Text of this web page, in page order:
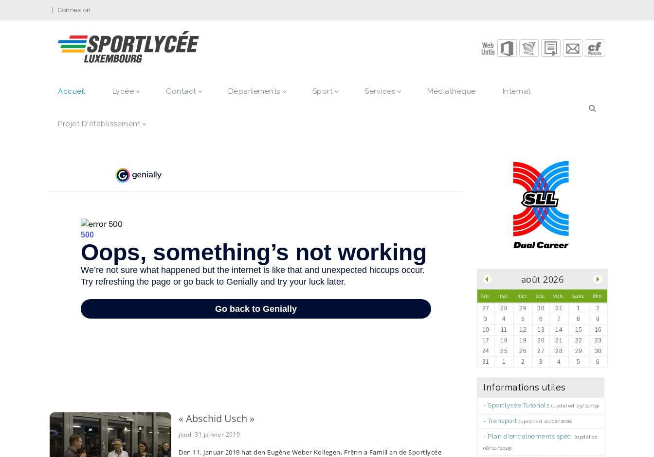
Connexion
Accueil Lycée Contact Départements Sport Services Médiathèque Internat
Projet D'établissement
« Abschid Usch »
jeudi 31 janvier 2019
Den 11. Januar 2019 hat den Eugène Weber Kollegen, Frënn a Famill an de Sportlycée
août 2026
lun. mar. mer. jeu. ven. sam. dim.
27 28 29 30 31 1
2
3
4 5 6 7 8
9
10
11 12 13 14 15
16
17
18 19 20 21 22
23
24
25 26 27 28 29
30
31
1 2 3 4 5 6
Informations utiles
- Sportlycée Tutorials (updated 23/10/19)
-Transport (updated 12/02/2026)
- Plan d'entraînements spéc. (updated
08/10/2025)